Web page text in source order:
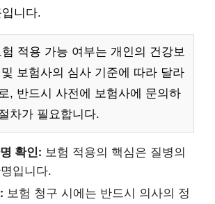
니다.
험 적용 가능 여부는 개인의 건강보
보험사의 심사 기준에 따라 달라
, 반드시 사전에 보험사에 문의하
차가 필요합니다.
확인: 보험 적용의 핵심은 질병의
입니다.
보험 청구 시에는 반드시 의사의 정